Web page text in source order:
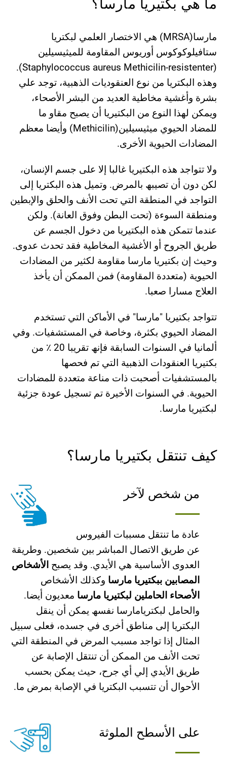
مارسا(MRSA) ھي الاختصار العلمي لبكتریا
ستافیلوكوكوس أوریوس المقاومة للمیثیسیلین
(Staphylococcus aureus Methicilin-resistenter).
وھذه البكتریا من نوع العنقودیات الذھبیة، توجد علي
بشرة وأغشیة مخاطیة العدید من البشر الأصحاء،
ویمكن لھذا النوع من البكتیریا أن یصبح مقاو ما
للمضاد الحیوي میثیسیلین(Methicilin) وأیضا معظم
المضادات الحیویة الأخرى.
ولا تتواجد ھذه البكتیریا غالبا إلا على جسم الإنسان،
لكن دون أن تصیبھ بالمرض. وتمیل ھذه البكتریا إلى
التواجد في المنطقة التي تحت الأنف والحلق والإبطین
ومنطقة السوءة (تحت البطن وفوق العانة). ولكن
عندما تتمكن ھذه البكتیریا من دخول الجسم عن
طریق الجروح أو الأغشیة المخاطیة فقد تحدث عدوى.
وحیث إن بكتیریا مارسا مقاومة لكثیر من المضادات
الحیویة (متعددة المقاومة) فمن الممكن أن یأخذ
العلاج مسارا صعبا.
تتواجد بكتیریا "مارسا" في الأماكن التي تستخدم
المضاد الحیوي بكثرة، وخاصة في المستشفیات. وفي
ألمانیا في السنوات السابقة فإنھ تقریبا 20 ٪ من
بكتیریا العنقودات الذھبیة التي تم فحصھا
بالمستشفیات أصحبت ذات مناعة متعددة للمضادات
الحیویة. في السنوات الأخیرة تم تسجیل عودة جزئیة
لبكتیریا مارسا.
كيف تنتقل بكتيريا مارسا؟
من شخص لآخر
عادة ما تنتقل مسببات الفیروس
عن طریق الاتصال المباشر بین شخصین. وطریقة
العدوى الأساسیة ھي الأیدي. وقد یصبح الأشخاص
المصابین ببكتیریا مارسا وكذلك الأشخاص
الأصحاء الحاملین لبكتیریا مارسا معدیون أیضا.
والحامل لبكتریامارسا نفسھ یمكن أن ینقل
البكتریا إلى مناطق أخرى في جسده، فعلى سبیل
المثال إذا تواجد مسبب المرض في المنطقة التي
تحت الأنف من الممكن أن تنتقل الإصابة عن
طریق الأیدي إلي أي جرح، حیث یمكن بحسب
الأحوال أن تتسبب البكتریا في الإصابة بمرض ما.
على الأسطح الملوثة